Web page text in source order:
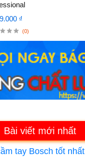
₫
(0)
Bài viết mới nhất
tay Bosch tốt nhất